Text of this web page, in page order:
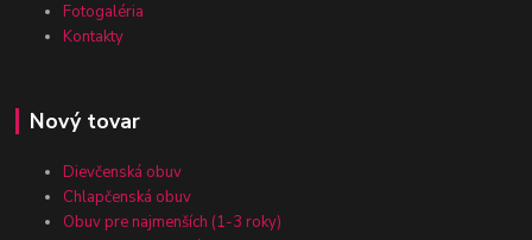
Fotogaléria
Kontakty
Nový tovar
Dievčenská obuv
Chlapčenská obuv
Obuv pre najmenších (1-3 roky)